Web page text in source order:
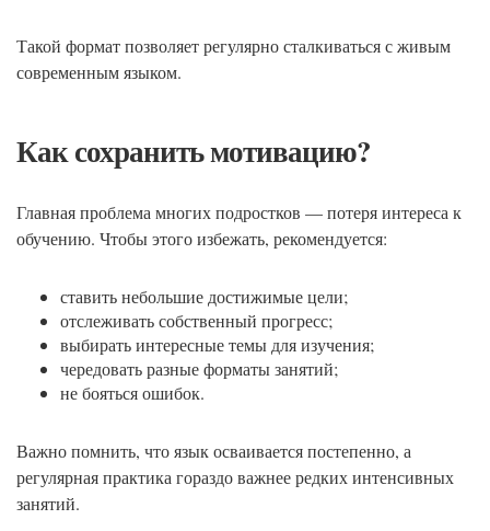
Такой формат позволяет регулярно сталкиваться с живым
современным языком.
Как сохранить мотивацию?
Главная проблема многих подростков — потеря интереса к
обучению. Чтобы этого избежать, рекомендуется:
ставить небольшие достижимые цели;
отслеживать собственный прогресс;
выбирать интересные темы для изучения;
чередовать разные форматы занятий;
не бояться ошибок.
Важно помнить, что язык осваивается постепенно, а
регулярная практика гораздо важнее редких интенсивных
занятий.